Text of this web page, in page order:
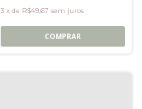
3 x de R$49,67 sem juros
COMPRAR